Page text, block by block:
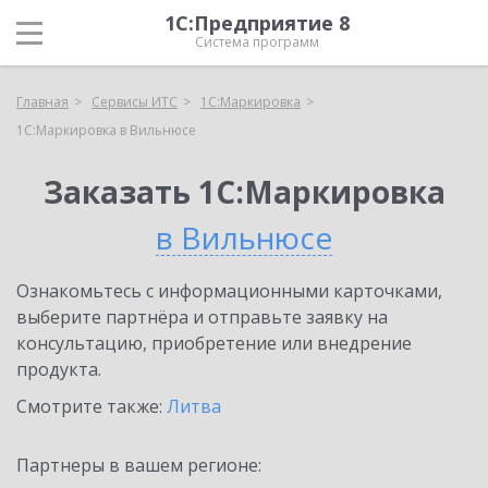
1С:Предприятие 8
Система программ
Главная Сервисы ИТС
1С:Маркировка
1С:Маркировка в Вильнюсе
Заказать 1С:Маркировка
в Вильнюсе
Ознакомьтесь с информационными карточками,
выберите партнёра и отправьте заявку на
консультацию, приобретение или внедрение
продукта.
Смотрите также: Литва
Партнеры в вашем регионе: